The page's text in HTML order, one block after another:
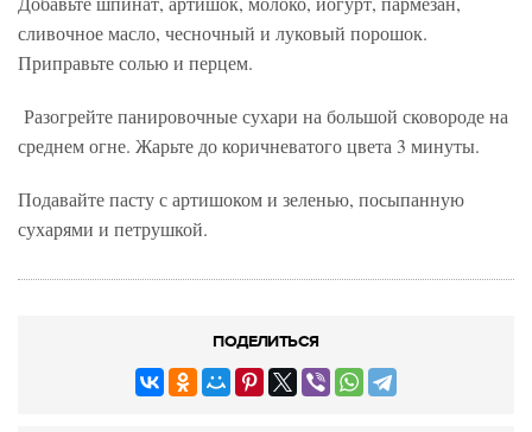
сливочное масло, чесночный и луковый порошок.
Приправьте солью и перцем.
Разогрейте панировочные сухари на большой сковороде на
среднем огне. Жарьте до коричневатого цвета 3 минуты.
Подавайте пасту с артишоком и зеленью, посыпанную
сухарями и петрушкой.
ПОДЕЛИТЬСЯ